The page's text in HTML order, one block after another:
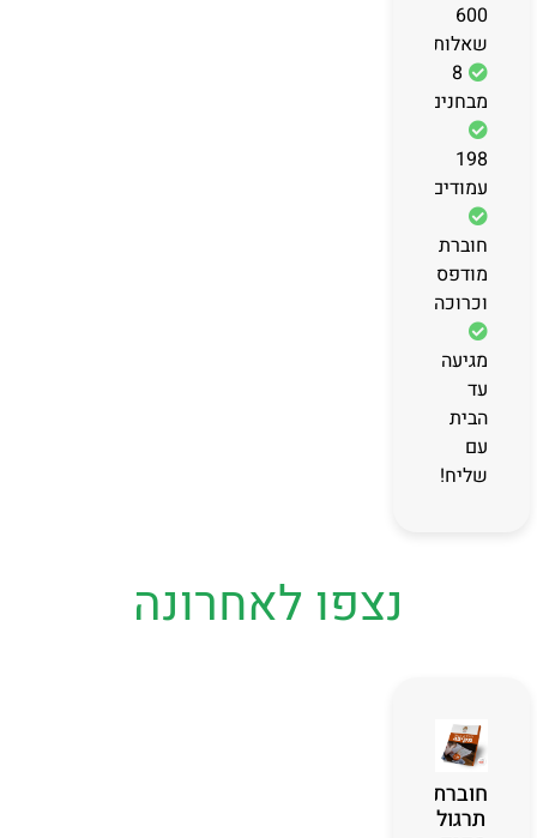
600
שאלות
8
מבחנים
198
עמודים
חוברת
מודפסת
וכרוכה
מגיעה
עד
הבית
עם
שליח!
נצפו לאחרונה
חוברת
תרגול